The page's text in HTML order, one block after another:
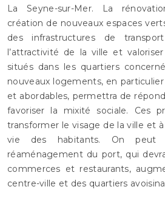
La Seyne-sur-Mer. La
création de nouveaux espaces
des infrastructures de
l’attractivité de la ville et
situés dans les quartiers
nouveaux logements, en
et abordables, permettra de
favoriser la mixité sociale. Ces
transformer le visage de la ville et
vie des habitants. On
réaménagement du port, qui
commerces et restaurants,
centre-ville et des quartiers